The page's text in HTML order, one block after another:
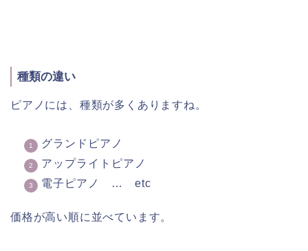
種類の違い
ピアノには、種類が多くありますね。
グランドピアノ
アップライトピアノ
電子ピアノ … etc
価格が高い順に並べています。